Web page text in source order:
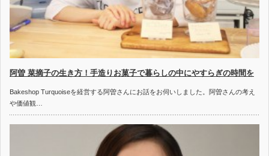
阿曽 菜摘子の生き方！手造りお菓子で暮らしの中にやすらぎの時間を
Bakeshop Turquoiseを経営する阿曽さんにお話をお伺いしました。阿曽さんの考え
や価値観…